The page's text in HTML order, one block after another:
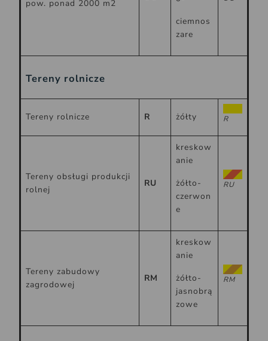
pow. ponad 2000 m2
ciemnos
zare
Tereny rolnicze
Tereny rolnicze R żółty R
Tereny obsługi produkcji
rolnej
RU
kreskow
anie
żółto-
czerwon
e
RU
Tereny zabudowy
zagrodowej
RM
kreskow
anie
żółto-
jasnobrą
zowe
RM